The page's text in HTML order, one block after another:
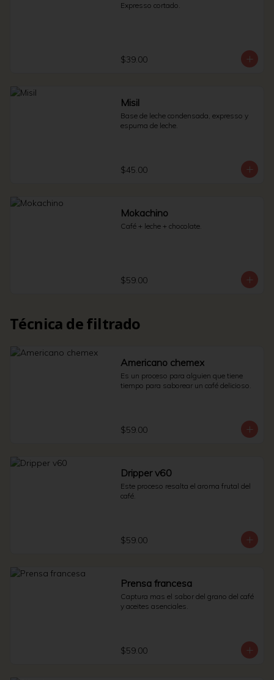
Expresso cortado.
$39.00
Misil
Base de leche condensada, expresso y
espuma de leche.
$45.00
Mokachino
Café + leche + chocolate.
$59.00
Técnica de filtrado
Americano chemex
Es un proceso para alguien que tiene
tiempo para saborear un café delicioso.
$59.00
Dripper v60
Este proceso resalta el aroma frutal del
café.
$59.00
Prensa francesa
Captura mas el sabor del grano del café
y aceites asenciales.
$59.00